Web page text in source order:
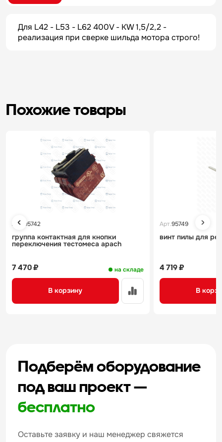
Для L42 - L53 - L62 400V - KW 1,5/2,2 -
реализация при сверке шильда мотора строго!
Похожие товары
Арт. 95742
группа контактная для кнопки
переключения тестомеса apach
на складе
7 470 ₽
В корзину
Арт.95749
винт пилы для
4 719 ₽
В
Подберём оборудование
под ваш проект —
бесплатно
Оставьте заявку и наш менеджер свяжется